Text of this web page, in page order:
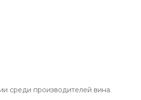
среди производителей вина.